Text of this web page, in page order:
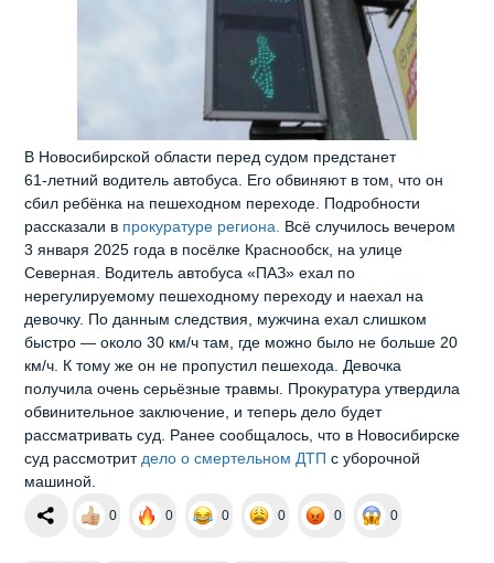
В Новосибирской области перед судом предстанет
61‑летний водитель автобуса. Его обвиняют в том, что он
сбил ребёнка на пешеходном переходе. Подробности
рассказали в прокуратуре региона.
Всё случилось вечером
3 января 2025 года в посёлке Краснообск, на улице
Северная. Водитель автобуса «ПАЗ» ехал по
нерегулируемому пешеходному переходу и наехал на
девочку. По данным следствия, мужчина ехал слишком
быстро — около 30 км/ч там, где можно было не больше 20
км/ч. К тому же он не пропустил пешехода. Девочка
получила очень серьёзные травмы. Прокуратура утвердила
обвинительное заключение, и теперь дело будет
рассматривать суд. Ранее сообщалось, что в Новосибирске
суд рассмотрит дело о смертельном ДТП с уборочной
машиной.
0 0 0 0 0 0